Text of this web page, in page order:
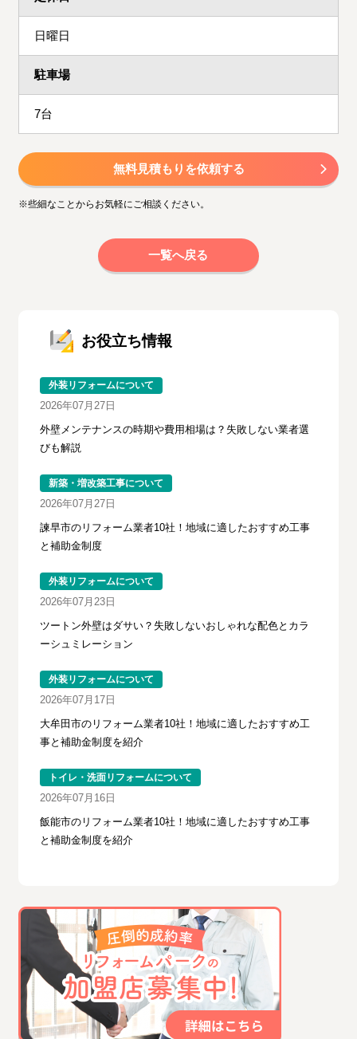
日曜日
駐車場
7台
無料見積もりを依頼する
※些細なことからお気軽にご相談ください。
一覧へ戻る
お役立ち情報
外装リフォームについて
2026年07月27日
外壁メンテナンスの時期や費用相場は？失敗しない業者選
びも解説
新築・増改築工事について
2026年07月27日
諫早市のリフォーム業者10社！地域に適したおすすめ工事
と補助金制度
外装リフォームについて
2026年07月23日
ツートン外壁はダサい？失敗しないおしゃれな配色とカラ
ーシュミレーション
外装リフォームについて
2026年07月17日
大牟田市のリフォーム業者10社！地域に適したおすすめ工
事と補助金制度を紹介
トイレ・洗面リフォームについて
2026年07月16日
飯能市のリフォーム業者10社！地域に適したおすすめ工事
と補助金制度を紹介